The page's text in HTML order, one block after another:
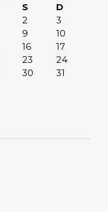
S
D
2
3
9
10
16
17
23
24
30 31